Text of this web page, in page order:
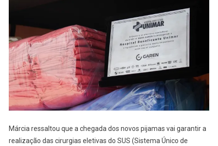
Márcia ressaltou que a chegada dos novos pijamas vai garantir a
realização das cirurgias eletivas do SUS (Sistema Único de